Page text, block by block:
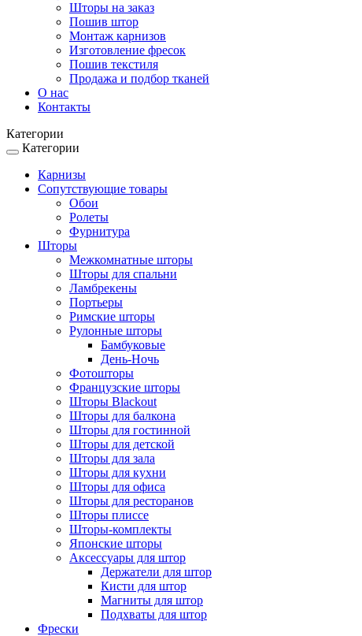
Шторы на заказ
Пошив штор
Монтаж карнизов
Изготовление фресок
Пошив текстиля
Продажа и подбор тканей
О нас
Контакты
Категории
Toggle
navigation
Категории
Карнизы
Сопутствующие товары
Обои
Ролеты
Фурнитура
Шторы
Межкомнатные шторы
Шторы для спальни
Ламбрекены
Портьеры
Римские шторы
Рулонные шторы
Бамбуковые
День-Ночь
Фотошторы
Французские шторы
Шторы Blackout
Шторы для балкона
Шторы для гостинной
Шторы для детской
Шторы для зала
Шторы для кухни
Шторы для офиса
Шторы для ресторанов
Шторы плиссе
Шторы-комплекты
Японские шторы
Аксессуары для штор
Держатели для штор
Кисти для штор
Магниты для штор
Подхваты для штор
Фрески